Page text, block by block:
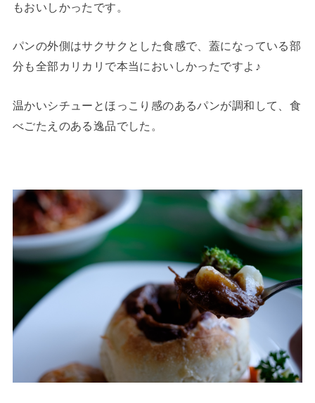
もおいしかったです。
パンの外側はサクサクとした食感で、蓋になっている部
分も全部カリカリで本当においしかったですよ♪
温かいシチューとほっこり感のあるパンが調和して、食
べごたえのある逸品でした。